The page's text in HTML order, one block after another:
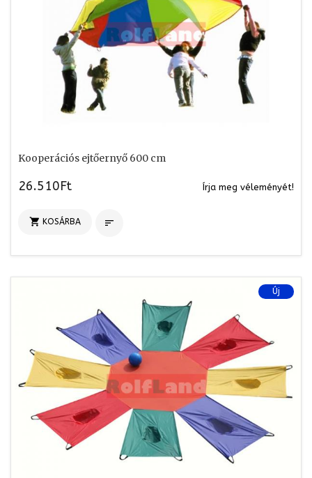
Kooperációs ejtőernyő 600 cm
26.510Ft Írja meg véleményét!
 KOSÁRBA 
Új